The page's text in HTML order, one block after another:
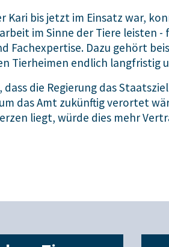
Kari bis jetzt im Einsatz war,
im Sinne der Tiere leisten
Dazu gehört
Tierheimen endlich langfristig
die Regierung das
das Amt zukünftig verortet
liegt, würde dies mehr